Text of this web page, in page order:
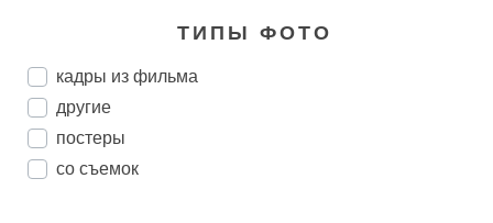
ТИПЫ ФОТО
кадры из фильма
другие
постеры
со съемок